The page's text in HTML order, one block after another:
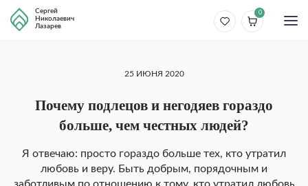
Сергей
Николаевич
Лазарев
0
25 ИЮНЯ 2020
Почему подлецов и негодяев гораздо
больше, чем честных людей?
Я отвечаю: просто гораздо больше тех, кто утра­тил
любовь и веру. Быть добрым, порядочным и